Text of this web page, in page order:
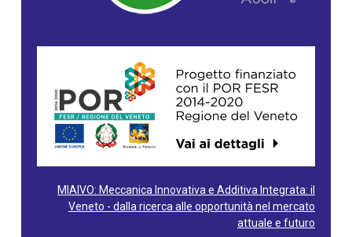
MIAIVO: Meccanica Innovativa e Additiva Integrata: il
Veneto - dalla ricerca alle opportunità nel mercato
attuale e futuro